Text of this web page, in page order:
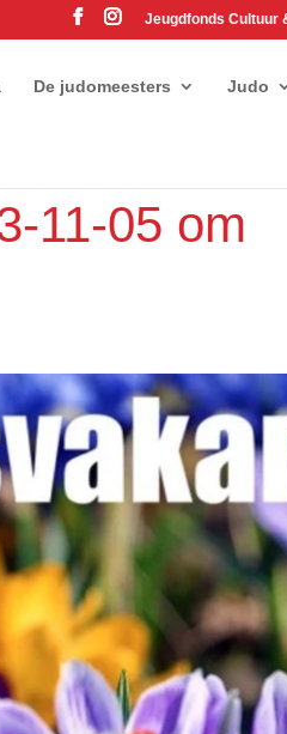
Jeugdfonds Cultuur
De judomeesters Judo
11-05 om